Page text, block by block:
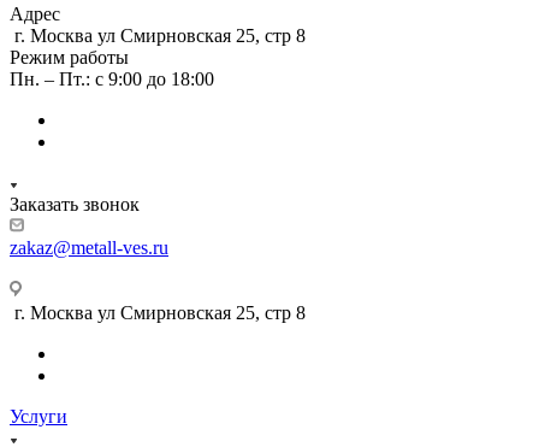
Адрес
г. Москва ул Смирновская 25, стр 8
Режим работы
Пн. – Пт.: с 9:00 до 18:00
Заказать звонок
zakaz@metall-ves.ru
г. Москва ул Смирновская 25, стр 8
Услуги